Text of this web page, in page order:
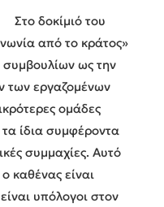
Στο δοκίμιό του
από το κράτος»
ως την
των εργαζομένων
ομάδες
ίδια συμφέροντα
συμμαχίες. Αυτό
καθένας είναι
υπόλογοι στον